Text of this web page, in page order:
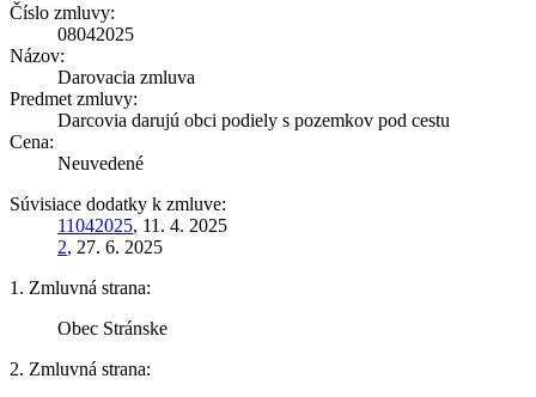
Číslo zmluvy:
08042025
Názov:
Darovacia zmluva
Predmet zmluvy:
Darcovia darujú obci podiely s pozemkov pod cestu
Cena:
Neuvedené
Súvisiace dodatky k zmluve:
11042025, 11. 4. 2025
2, 27. 6. 2025
1. Zmluvná strana:
Obec Stránske
2. Zmluvná strana: